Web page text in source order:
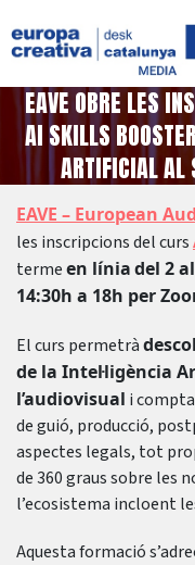
EAVE OBRE LES
AI SKILLS
ARTIFICIAL AL
EAVE – European
les inscripcions del curs
termeen líniadel 2
14:30h a 18h per
El curs permetrà
de la Intel·ligència
l’audiovisual i
de guió, producció,
aspectes legals, tot
de 360 ​​graus sobre les
l’ecosistema incloent
Aquesta formació